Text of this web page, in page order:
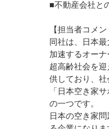
■不動産会社と
【担当者コメン
同社は、日本
加速するオー
超高齢社会を
供しており、社
「日本空き家
の一つです。
日本の空き家